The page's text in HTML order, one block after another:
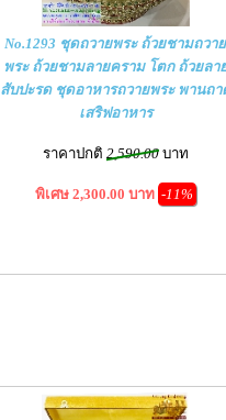
No.1293 ชุดถวายพระ ถ้วยชามถวาย
พระ ถ้วยชามลายคราม โตก ถ้วยลา
สับปะรด ชุดอาหารถวายพระ พานถา
เสริฟอาหาร
ราคาปกติ 2,590.00บาท
พิเศษ 2,300.00 บาท -11%